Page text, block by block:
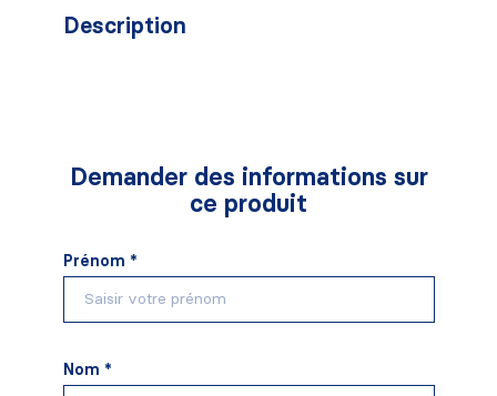
Description
Demander des informations sur
ce produit
Prénom *
Nom *